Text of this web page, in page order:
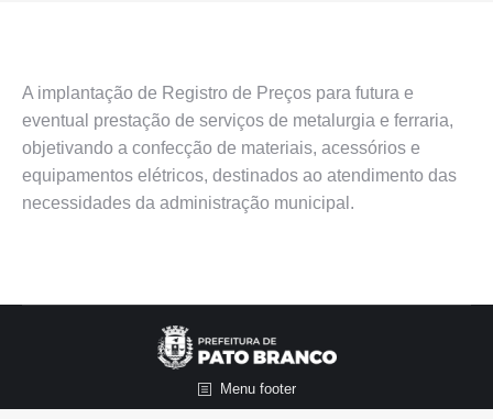
A implantação de Registro de Preços para futura e
eventual prestação de serviços de metalurgia e ferraria,
objetivando a confecção de materiais, acessórios e
equipamentos elétricos, destinados ao atendimento das
necessidades da administração municipal.
Menu footer